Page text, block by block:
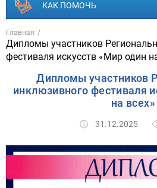
КАК ПОМОЧЬ
Главная
Дипломы участников
фестиваля искусств «Мир один
Дипломы участников
инклюзивного фестиваля
на всех»
31.12.2025